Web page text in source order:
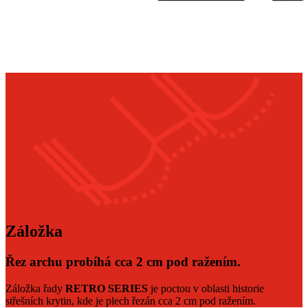
Záložka
Řez archu probíhá cca 2 cm pod ražením.
Záložka řady RETRO SERIES je poctou v oblasti historie
střešních krytin, kde je plech řezán cca 2 cm pod ražením.